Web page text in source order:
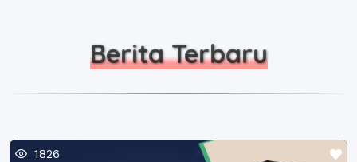
Berita Terbaru
1826